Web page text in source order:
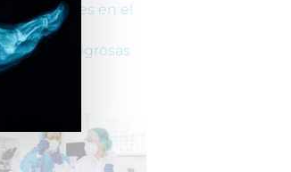
laborales en el
de
peligrosas